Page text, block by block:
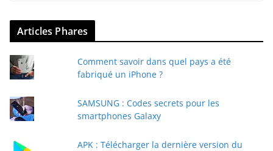
Articles Phares
Comment savoir dans quel pays a été
fabriqué un iPhone ?
SAMSUNG : Codes secrets pour les
smartphones Galaxy
APK : Télécharger la dernière version du